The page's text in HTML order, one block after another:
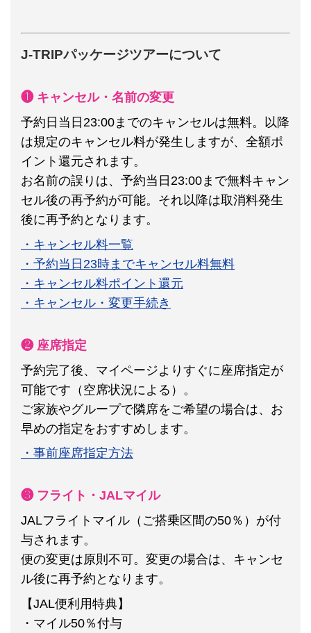
J-TRIPパッケージツアーについて
❶ キャンセル・名前の変更
予約日当日23:00までのキャンセルは無料。以降
は規定のキャンセル料が発生しますが、全額ポ
イント還元されます。
お名前の誤りは、予約当日23:00まで無料キャン
セル後の再予約が可能。それ以降は取消料発生
後に再予約となります。
・キャンセル料一覧
・予約当日23時までキャンセル料無料
・キャンセル料ポイント還元
・キャンセル・変更手続き
❷ 座席指定
予約完了後、マイページよりすぐに座席指定が
可能です（空席状況による）。
ご家族やグループで隣席をご希望の場合は、お
早めの指定をおすすめします。
・事前座席指定方法
❸ フライト・JALマイル
JALフライトマイル（ご搭乗区間の50％）が付
与されます。
便の変更は原則不可。 変更の場合は、キャンセ
ル後に再予約となります。
【JAL便利用特典】
・マイル50％付与